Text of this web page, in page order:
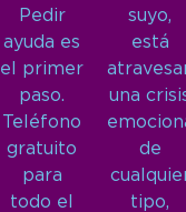
Pedir
ayuda es
el primer
paso.
Teléfono
gratuito
para
todo el
suyo,
está
una
de
tipo,